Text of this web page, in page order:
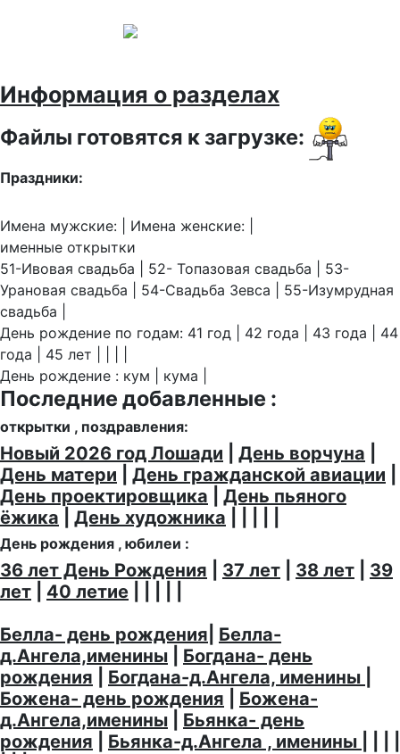
Информация о разделах
Файлы готовятся к загрузке:
Праздники:
Имена мужские: | Имена женские: |
именные открытки
51-Ивовая свадьба | 52- Топазовая свадьба | 53-
Урановая свадьба | 54-Свадьба Зевса | 55-Изумрудная
свадьба |
День рождение по годам: 41 год | 42 года | 43 года | 44
года | 45 лет | | | |
День рождение : кум | кума |
Последние добавленные :
открытки , поздравления:
Новый 2026 год Лошади День ворчуна
День матери
День гражданской авиации
День проектировщика
День пьяного
ёжика
День художника
День рождения , юбилеи :
36 лет День Рождения 37 лет 38 лет
39
лет
40 летие
Белла- день рождения Белла-
д.Ангела,именины
Богдана- день
рождения
Богдана-д.Ангела, именины
Божена- день рождения
Божена-
д.Ангела,именины
Бьянка- день
рождения
Бьянка-д.Ангела , именины